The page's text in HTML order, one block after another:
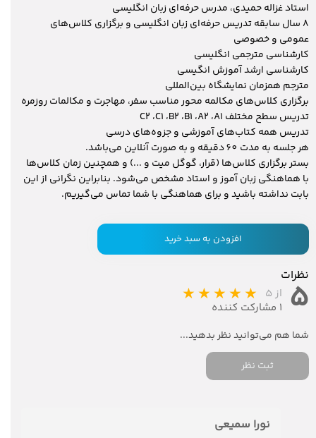
استاد غزاله حمیدی، مدرس حرفه‌ای زبان انگلیسی
8 سال سابقه تدریس حرفه‌ای زبان انگلیسی و برگزاری کلاس‌های
عمومی و خصوصی
کارشناسی مترجمی انگلیسی
کارشناسی ارشد آموزش انگیسی
مترجم همزمان نمایشگاه بین‌المللی
برگزاری کلاس‌های مکالمه محور مناسب سفر، مهاجرت و مکالمات روزمره
تدریس سطح مختلف C2 ،C1 ،B2 ،B1 ،A2 ،A1
تدریس همه کتاب‌های آموزشی و جزوه‌های درسی
هر جلسه به مدت 60 دقیقه و به صورت آنلاین می‌باشد.
بستر برگزاری کلاس‌ها (قرار، گوگل میت و ...) و همچنین زمان کلاس‌ها
با هماهنگی زبان آموز و استاد مشخص می‌شود. بنابراین نگرانی از این
بابت نداشته باشید و برای هماهنگی با شما تماس می‌گیریم.
افزودن به سبد خرید
نظرات
۵ از ۵
۱ مشارکت کننده
ثبت نظر
نورا سمیعی